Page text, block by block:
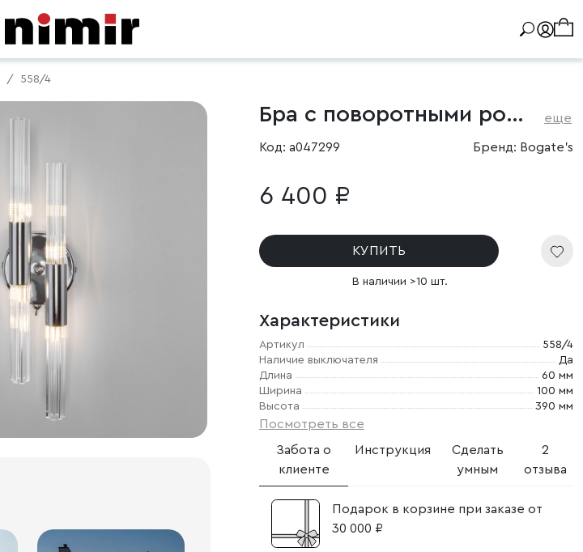
558/4
Бра с поворотными рожками еще
Код: a047299 Бренд: Bogate's
6 400 ₽
КУПИТЬ
В наличии >10 шт.
Характеристики
Артикул
558/4
Наличие выключателя
Да
Длина
60 мм
Ширина
100 мм
Высота
390 мм
Посмотреть все
Забота о
клиенте
Инструкция
Сделать
умным
2
отзыва
Подарок в корзине при заказе от
30 000 ₽